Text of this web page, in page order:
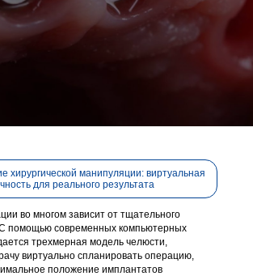
во многом зависит от тщательного
помощью современных компьютерных
трехмерная модель челюсти,
виртуально спланировать операцию,
положение имплантатов
хирургической манипуляции: виртуальная
для реального результата